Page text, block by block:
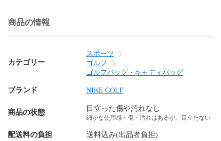
商品の情報
カテゴリー
スポーツ
ゴルフ
ゴルフバッグ・キャディバッグ
ブランド NIKE GOLF
商品の状態 目立った傷や汚れなし
細かな使用感・傷・汚れはあるが、目立たない
配送料の負担 送料込み(出品者負担)